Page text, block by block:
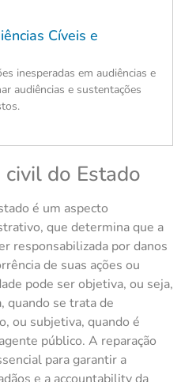
Cíveis e
inesperadas em audiências e
audiências e sustentações
do Estado
é um aspecto
que determina que a
responsabilizada por danos
de suas ações ou
pode ser objetiva, ou seja,
quando se trata de
ou subjetiva, quando é
público. A reparação
para garantir a